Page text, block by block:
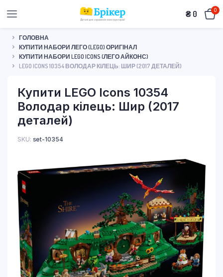
₴ 0 0
ГОЛОВНА
КУПИТИ НАБОРИ ЛЕГО (LEGO) ОРИГІНАЛ
КУПИТИ НАБОРИ LEGO ICONS (ЛЕГО АЙКОНС)
LEGO ICONS 10354 ВОЛОДАР КІЛЕЦЬ: ШИР (2017 ДЕТАЛЕЙ)
Купити LEGO Icons 10354
Володар кілець: Шир (2017
деталей)
SKU: set-10354